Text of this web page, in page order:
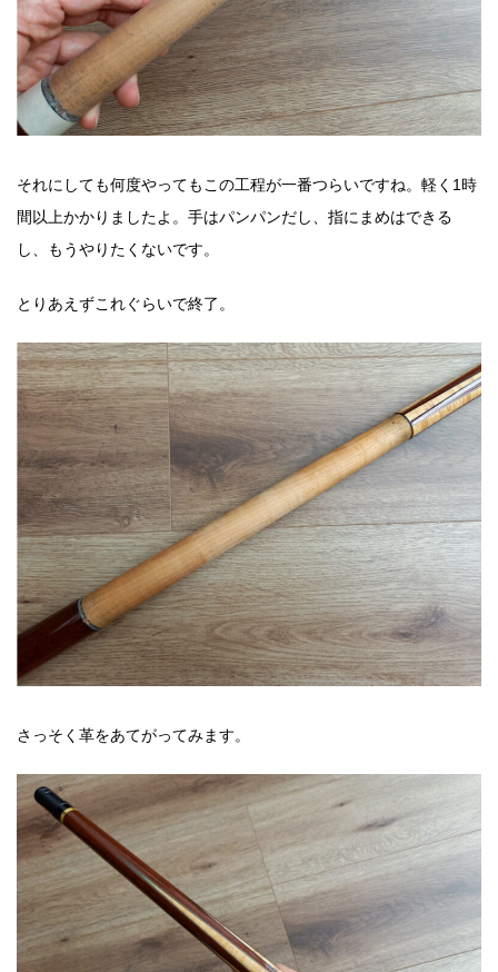
それにしても何度やってもこの工程が一番つらいですね。軽く1時
間以上かかりましたよ。手はパンパンだし、指にまめはできる
し、もうやりたくないです。
とりあえずこれぐらいで終了。
さっそく革をあてがってみます。